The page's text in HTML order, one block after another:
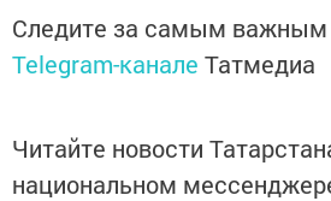
Следите за самым важным
Telegram-канале Татмедиа
Читайте новости
национальном